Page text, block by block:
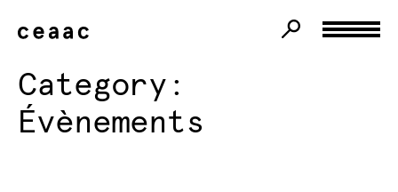
Category:
Évènements